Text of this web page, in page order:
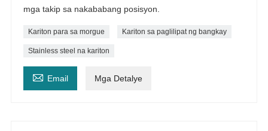
mga takip sa nakababang posisyon.
Kariton para sa morgue Kariton sa paglilipat ng bangkay
Stainless steel na kariton
 Email Mga Detalye